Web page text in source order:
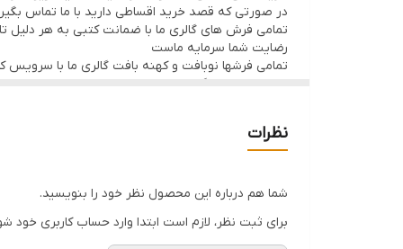
در صورتی که قصد خرید اقساطی دارید با ما تماس
تمامی فرش های گالری ما با ضمانت کتبی به هر دلیل تا 7 روز اگر فرش پسندتون نباشه وجه شما با احترام عودت داده میشود.
رضایت شما سرمایه ماست
تمامی فرشها نوبافت و کهنه بافت گالری ما با
ارسال داخلی رایگان میباشد
نظرات
شما هم درباره این محصول نظر خود را بنویسید.
برای ثبت نظر، لازم است ابتدا وارد حساب کاربری خود